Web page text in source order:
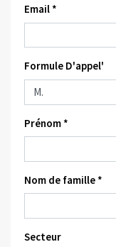
Email *
Formule D'appel'
Prénom *
Nom de famille *
Secteur